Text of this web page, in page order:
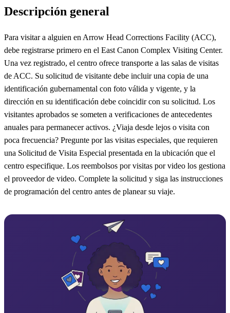
Descripción general
Para visitar a alguien en Arrow Head Corrections Facility (ACC),
debe registrarse primero en el East Canon Complex Visiting Center.
Una vez registrado, el centro ofrece transporte a las salas de visitas
de ACC. Su solicitud de visitante debe incluir una copia de una
identificación gubernamental con foto válida y vigente, y la
dirección en su identificación debe coincidir con su solicitud. Los
visitantes aprobados se someten a verificaciones de antecedentes
anuales para permanecer activos. ¿Viaja desde lejos o visita con
poca frecuencia? Pregunte por las visitas especiales, que requieren
una Solicitud de Visita Especial presentada en la ubicación que el
centro especifique. Los reembolsos por visitas por video los gestiona
el proveedor de video. Complete la solicitud y siga las instrucciones
de programación del centro antes de planear su viaje.